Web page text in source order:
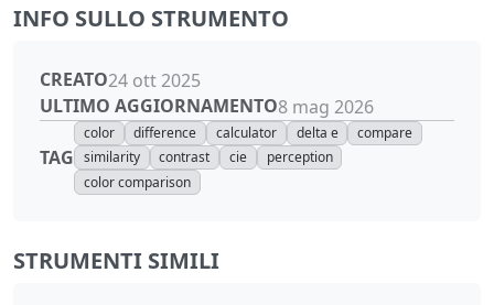
INFO SULLO STRUMENTO
CREATO24 ott 2025
ULTIMO AGGIORNAMENTO8 mag 2026
TAG
color difference calculator delta e
compare
similarity
contrast cie
perception
color comparison
STRUMENTI SIMILI